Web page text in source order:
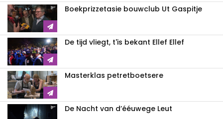
Boekprizzetasie bouwclub Ut Gaspitje
De tijd vliegt, t'is bekant Ellef Ellef
Masterklas petretboetsere
De Nacht van d’ééuwege Leut